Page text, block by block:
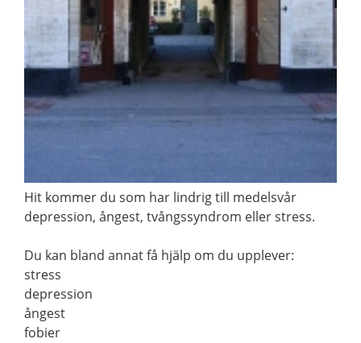
Hit kommer du som har lindrig till medelsvår
depression, ångest, tvångssyndrom eller stress.
Du kan bland annat få hjälp om du upplever:
stress
depression
ångest
fobier